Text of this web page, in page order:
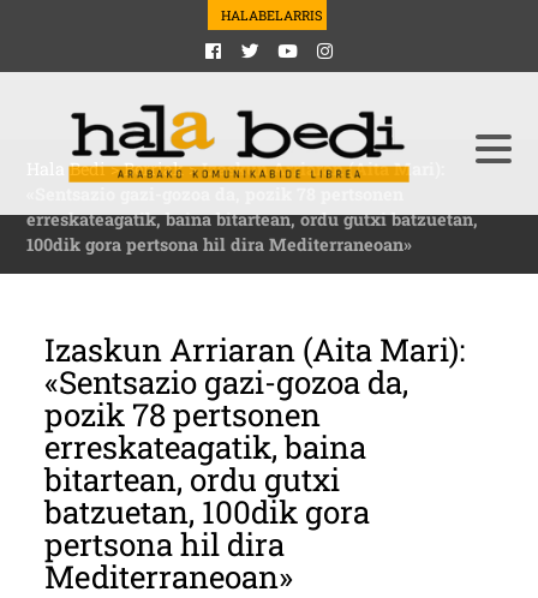
HALABELARRIS
Hala Bedi>Berriak>Izaskun Arriaran (Aita Mari):
erreskateagatik, baina bitartean, ordu gutxi batzuetan,
100dik gora pertsona hil dira Mediterraneoan»
Izaskun Arriaran (Aita Mari):
«Sentsazio gazi-gozoa da,
pozik 78 pertsonen
erreskateagatik, baina
bitartean, ordu gutxi
batzuetan, 100dik gora
pertsona hil dira
Mediterraneoan»